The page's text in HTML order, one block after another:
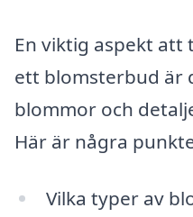
En viktig aspekt att
ett blomsterbud är
blommor och
Här är några
Vilka typer av